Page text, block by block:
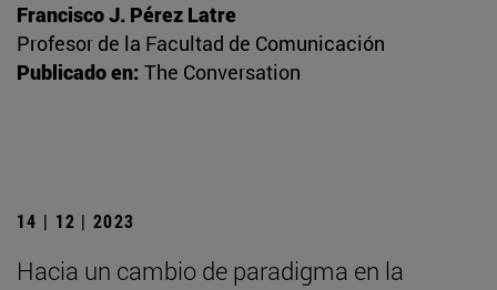
Francisco J. Pérez Latre
Profesor de la Facultad de Comunicación
Publicado en: The Conversation
14 | 12 | 2023
Hacia un cambio de paradigma en la